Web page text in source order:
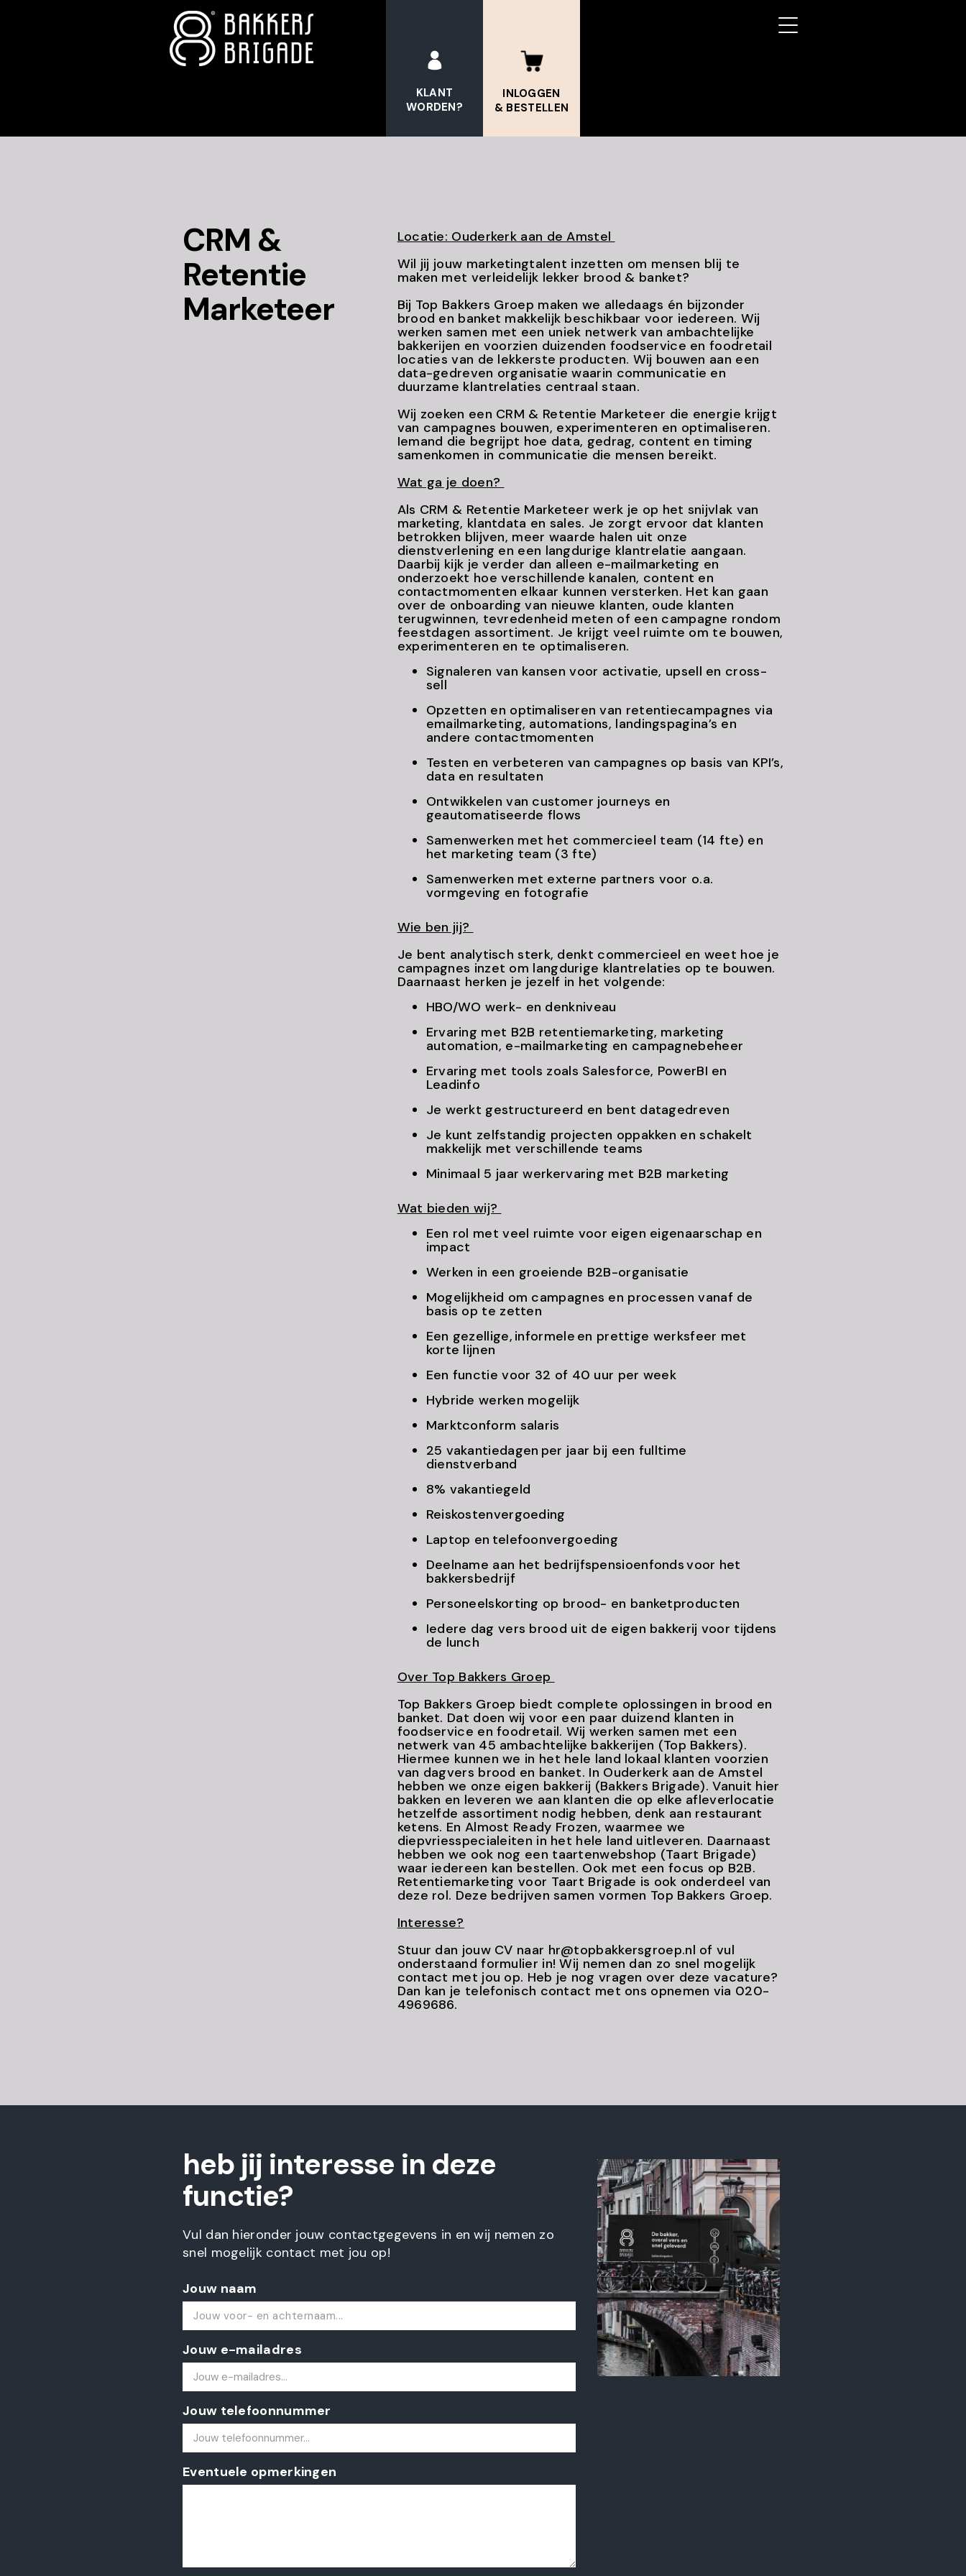
KLANT
WORDEN?
INLOGGEN
& BESTELLEN
BAKKERS
CRM &
Retentie
Marketeer
Locatie: Ouderkerk aan de Amstel
Wil jij jouw marketingtalent inzetten om mensen blij te
maken met verleidelijk lekker brood & banket?
Bij Top Bakkers Groep maken we alledaags én bijzonder
brood en banket makkelijk beschikbaar voor iedereen. Wij
werken samen met een uniek netwerk van ambachtelijke
bakkerijen en voorzien duizenden foodservice en foodretail
locaties van de lekkerste producten. Wij bouwen aan een
data-gedreven organisatie waarin communicatie en
duurzame klantrelaties centraal staan.
Wij zoeken een CRM & Retentie Marketeer die energie krijgt
van campagnes bouwen, experimenteren en optimaliseren.
Iemand die begrijpt hoe data, gedrag, content en timing
samenkomen in communicatie die mensen bereikt.
Wat ga je doen?
Als CRM & Retentie Marketeer werk je op het snijvlak van
marketing, klantdata en sales. Je zorgt ervoor dat klanten
betrokken blijven, meer waarde halen uit onze
dienstverlening en een langdurige klantrelatie aangaan.
Daarbij kijk je verder dan alleen e-mailmarketing en
onderzoekt hoe verschillende kanalen, content en
contactmomenten elkaar kunnen versterken. Het kan gaan
over de onboarding van nieuwe klanten, oude klanten
terugwinnen, tevredenheid meten of een campagne rondom
feestdagen assortiment. Je krijgt veel ruimte om te bouwen,
experimenteren en te optimaliseren.
Signaleren van kansen voor activatie, upsell en cross-
sell
Opzetten en optimaliseren van retentiecampagnes via
emailmarketing, automations, landingspagina’s en
andere contactmomenten
Testen en verbeteren van campagnes op basis van KPI’s,
data en resultaten
Ontwikkelen van customer journeys en
geautomatiseerde flows
Samenwerken met het commercieel team (14 fte) en
het marketing team (3 fte)
Samenwerken met externe partners voor o.a.
vormgeving en fotografie
Wie ben jij?
Je bent analytisch sterk, denkt commercieel en weet hoe je
campagnes inzet om langdurige klantrelaties op te bouwen.
Daarnaast herken je jezelf in het volgende:
HBO/WO werk- en denkniveau
Ervaring met B2B retentiemarketing, marketing
automation, e-mailmarketing en campagnebeheer
Ervaring met tools zoals Salesforce, PowerBI en
Leadinfo
Je werkt gestructureerd en bent datagedreven
Je kunt zelfstandig projecten oppakken en schakelt
makkelijk met verschillende teams
Minimaal 5 jaar werkervaring met B2B marketing
Wat bieden wij?
Een rol met veel ruimte voor eigen eigenaarschap en
impact
Werken in een groeiende B2B-organisatie
Mogelijkheid om campagnes en processen vanaf de
basis op te zetten
Een gezellige, informele en prettige werksfeer met
korte lijnen
Een functie voor 32 of 40 uur per week
Hybride werken mogelijk
Marktconform salaris
25 vakantiedagen per jaar bij een fulltime
dienstverband
8% vakantiegeld
Reiskostenvergoeding
Laptop en telefoonvergoeding
Deelname aan het bedrijfspensioenfonds voor het
bakkersbedrijf
Personeelskorting op brood- en banketproducten
Iedere dag vers brood uit de eigen bakkerij voor tijdens
de lunch
Over Top Bakkers Groep
Top Bakkers Groep biedt complete oplossingen in brood en
banket. Dat doen wij voor een paar duizend klanten in
foodservice en foodretail. Wij werken samen met een
netwerk van 45 ambachtelijke bakkerijen (Top Bakkers).
Hiermee kunnen we in het hele land lokaal klanten voorzien
van dagvers brood en banket. In Ouderkerk aan de Amstel
hebben we onze eigen bakkerij (Bakkers Brigade). Vanuit hier
bakken en leveren we aan klanten die op elke afleverlocatie
hetzelfde assortiment nodig hebben, denk aan restaurant
ketens. En Almost Ready Frozen, waarmee we
diepvriesspecialeiten in het hele land uitleveren. Daarnaast
hebben we ook nog een taartenwebshop (Taart Brigade)
waar iedereen kan bestellen. Ook met een focus op B2B.
Retentiemarketing voor Taart Brigade is ook onderdeel van
deze rol. Deze bedrijven samen vormen Top Bakkers Groep.
Interesse?
Stuur dan jouw CV naar hr@topbakkersgroep.nl of vul
onderstaand formulier in! Wij nemen dan zo snel mogelijk
contact met jou op. Heb je nog vragen over deze vacature?
Dan kan je telefonisch contact met ons opnemen via 020-
4969686.
heb jij interesse in deze
functie?
Vul dan hieronder jouw contactgegevens in en wij nemen zo
snel mogelijk contact met jou op!
Jouw naam
Jouw e-mailadres
Jouw telefoonnummer
Eventuele opmerkingen